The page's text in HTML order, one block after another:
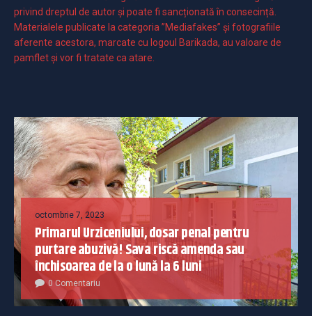
privind dreptul de autor și poate fi sancționată în consecință.
Materialele publicate la categoria ”Mediafakes” și fotografiile
aferente acestora, marcate cu logoul Barikada, au valoare de
pamflet și vor fi tratate ca atare.
octombrie 7, 2023
Primarul Urziceniului, dosar penal pentru
purtare abuzivă! Sava riscă amenda sau
închisoarea de la o lună la 6 luni
0 Comentariu